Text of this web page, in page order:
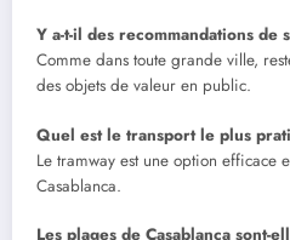
Y a-t-il des recommandations de
Comme dans toute grande ville,
des objets de valeur en public.
Quel est le transport le plus
Le tramway est une option efficace
Casablanca.
Les plages de Casablanca sont-